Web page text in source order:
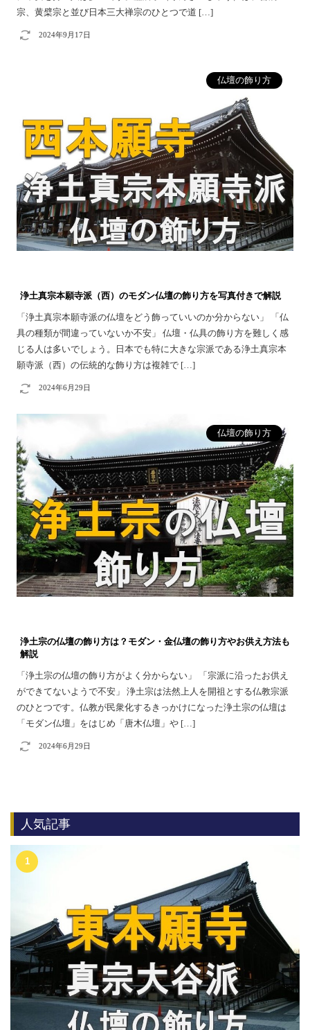
宗、黄檗宗と並び日本三大禅宗のひとつで道 […]
2024年9月17日
仏壇の飾り方
浄土真宗本願寺派（西）のモダン仏壇の飾り方を写真付きで解説
「浄土真宗本願寺派の仏壇をどう飾っていいのか分からない」 「仏
具の種類が間違っていないか不安」 仏壇・仏具の飾り方を難しく感
じる人は多いでしょう。日本でも特に大きな宗派である浄土真宗本
願寺派（西）の伝統的な飾り方は複雑で […]
2024年6月29日
仏壇の飾り方
浄土宗の仏壇の飾り方は？モダン・金仏壇の飾り方やお供え方法も
解説
「浄土宗の仏壇の飾り方がよく分からない」 「宗派に沿ったお供え
ができてないようで不安」 浄土宗は法然上人を開祖とする仏教宗派
のひとつです。仏教が民衆化するきっかけになった浄土宗の仏壇は
「モダン仏壇」をはじめ「唐木仏壇」や […]
2024年6月29日
人気記事